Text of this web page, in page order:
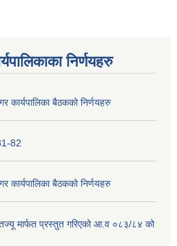
निर्णयहरु
कार्यपालिका बैठकको निर्णयहरु
82
कार्यपालिका बैठकको निर्णयहरु
मार्फत प्रस्तुत गरिएको आ.व ०८३/८४ को